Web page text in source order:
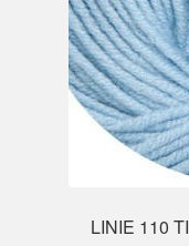
LINIE 110